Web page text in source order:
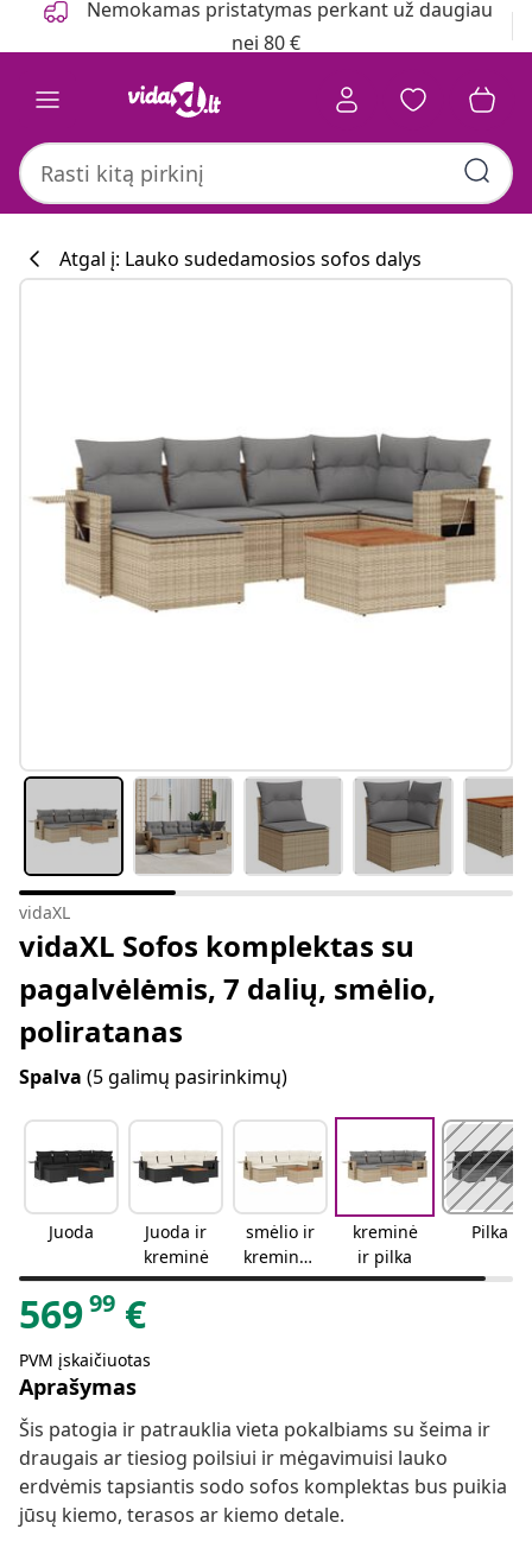
Nemokamas pristatymas perkant už daugiau
nei 80 €
Atgal į: Lauko sudedamosios sofos dalys
vidaXL
vidaXL Sofos komplektas su
pagalvėlėmis, 7 dalių, smėlio,
poliratanas
Spalva (5 galimų pasirinkimų)
Juoda
Juoda ir
kreminė
smėlio ir
kreminės
spalvos
kreminė
ir pilka
Pilka
56999 €
PVM įskaičiuotas
Aprašymas
Šis patogia ir patrauklia vieta pokalbiams su šeima ir
draugais ar tiesiog poilsiui ir mėgavimuisi lauko
erdvėmis tapsiantis sodo sofos komplektas bus puikia
jūsų kiemo, terasos ar kiemo detale.